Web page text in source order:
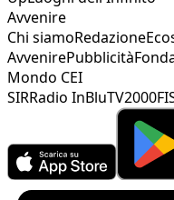
Avvenire
Chi siamoRedazione
AvvenirePubblicità
Mondo CEI
SIRRadio InBluTV2000